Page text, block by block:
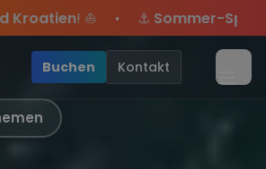
Special : Mit CodeYachtsicherst
Dein Meilenbuch und Deine
20€ Rabatt auf deinen ersten
Party 2026!Die Saison war
Buchen Kontakt